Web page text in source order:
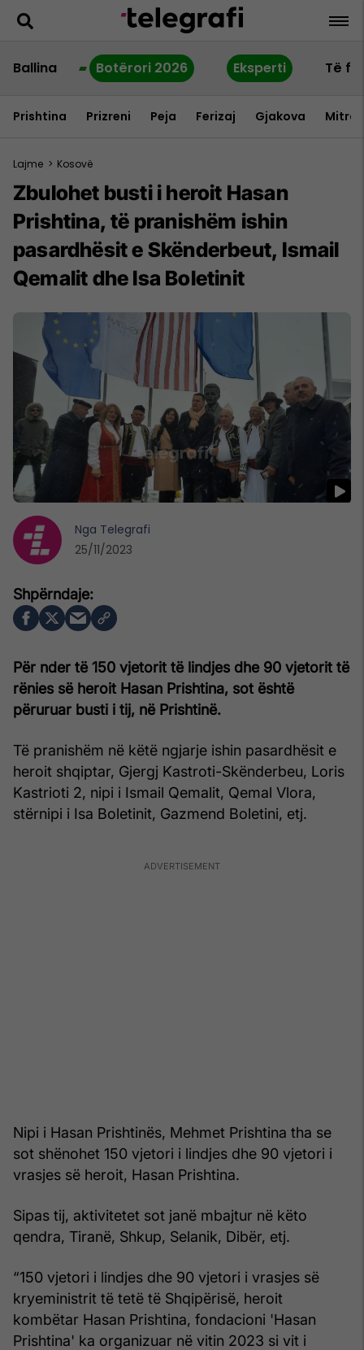
Ballina Botërori 2026 Eksperti Të
Prishtina Prizreni Peja Ferizaj Gjakova
Lajme > Kosovë
Zbulohet busti i heroit Hasan
Prishtina, të pranishëm ishin
pasardhësit e Skënderbeut, Ismail
Qemalit dhe Isa Boletinit
Për nder të 150 vjetorit të lindjes dhe 90 vjetorit të
rënies së heroit Hasan Prishtina, sot është
përuruar busti i tij, në Prishtinë.
Të pranishëm në këtë ngjarje ishin pasardhësit e
heroit shqiptar, Gjergj Kastroti-Skënderbeu, Loris
Kastrioti 2, nipi i Ismail Qemalit, Qemal Vlora,
stërnipi i Isa Boletinit, Gazmend Boletini, etj.
Nipi i Hasan Prishtinës, Mehmet Prishtina tha se
sot shënohet 150 vjetori i lindjes dhe 90 vjetori i
vrasjes së heroit, Hasan Prishtina.
Sipas tij, aktivitetet sot janë mbajtur në këto
qendra, Tiranë, Shkup, Selanik, Dibër, etj.
“150 vjetori i lindjes dhe 90 vjetori i vrasjes së
kryeministrit të tetë të Shqipërisë, heroit
kombëtar Hasan Prishtina, fondacioni 'Hasan
Prishtina' ka organizuar në vitin 2023 si vit i
Nga Telegrafi
25/11/2023